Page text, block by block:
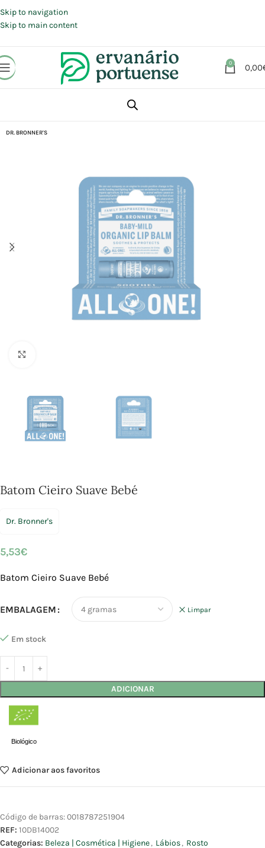
Skip to navigation
Skip to main content
0 0,00
Beleza | Cosmética | Higiene
DR. BRONNER'S
Batom Cieiro Suave Bebé
Dr. Bronner's
5,53€
Batom Cieiro Suave Bebé
EMBALAGEM Limpar
Em stock
ADICIONAR
Biológico
Adicionar aos favoritos
Código de barras:0018787251904
REF: 10DB14002
Categorias: Beleza | Cosmética | Higiene, Lábios, Rosto